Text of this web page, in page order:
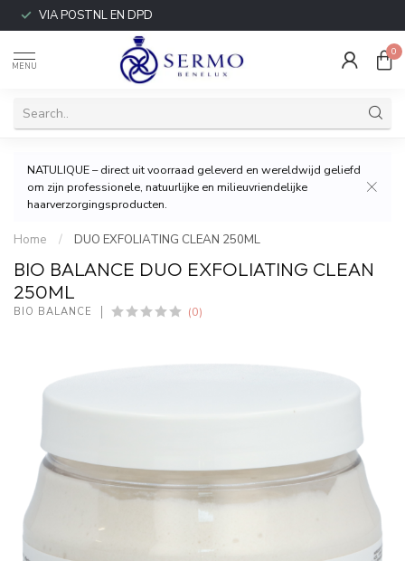
VIA POSTNL EN DPD
MENU
0
NATULIQUE – direct uit voorraad geleverd en wereldwijd geliefd
om zijn professionele, natuurlijke en milieuvriendelijke
haarverzorgingsproducten.
Home / DUO EXFOLIATING CLEAN 250ML
BIO BALANCE DUO EXFOLIATING CLEAN
250ML
BIO BALANCE (0)